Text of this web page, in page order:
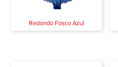
Redondo Fosco Azul